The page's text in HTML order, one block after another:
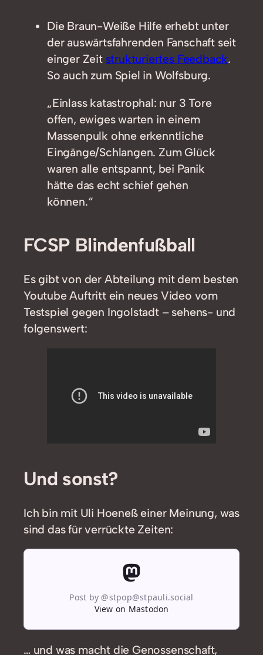
Die Braun-Weiße Hilfe erhebt unter
der auswärtsfahrenden Fanschaft seit
einger Zeit strukturiertes Feedback.
So auch zum Spiel in Wolfsburg.
„Einlass katastrophal: nur 3 Tore
offen, ewiges warten in einem
Massenpulk ohne erkenntliche
Eingänge/Schlangen. Zum Glück
waren alle entspannt, bei Panik
hätte das echt schief gehen
können.“
FCSP Blindenfußball
Es gibt von der Abteilung mit dem besten
Youtube Auftritt ein neues Video vom
Testspiel gegen Ingolstadt – sehens- und
folgenswert:
Und sonst?
Ich bin mit Uli Hoeneß einer Meinung, was
sind das für verrückte Zeiten:
Post by @stpop@stpauli.social
View on Mastodon
… und was macht die Genossenschaft,